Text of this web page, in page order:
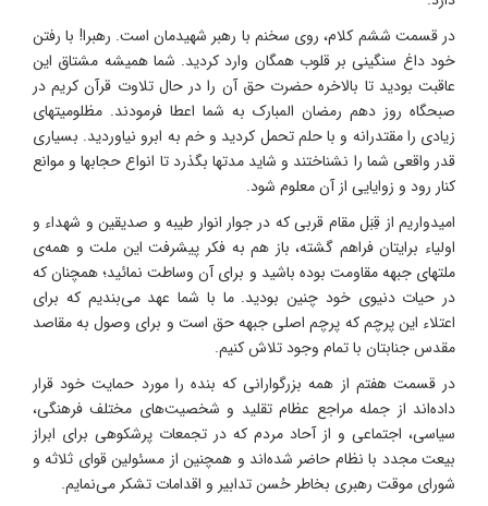
در قسمت ششم کلام،‍ روی سخنم با رهبر شهیدمان است. رهبرا! با رفتن
خود داغ سنگینی بر قلوب همگان وارد کردید. شما همیشه مشتاق این
عاقبت بودید تا بالاخره حضرت حق آن را در حال تلاوت قرآن کریم در
صبحگاه روز دهم رمضان المبارک به شما اعطا فرمودند. مظلومیتهای
زیادی را مقتدرانه و با حلم تحمل کردید و خم به ابرو نیاوردید. بسیاری
قدر واقعی شما را نشناختند و شاید مدتها بگذرد تا انواع حجابها و موانع
کنار رود و زوایایی از آن معلوم شود.
امیدواریم از قِبَل مقام قربی که در جوار انوار طیبه و صدیقین و شهداء و
اولیاء برایتان فراهم گشته، باز هم به فکر پیشرفت این ملت و همه‌ی
ملتهای جبهه مقاومت بوده باشید و برای آن وساطت نمائید؛ همچنان که
در حیات دنیوی خود چنین بودید. ما با شما عهد می‌بندیم که برای
اعتلاء این پرچم که پرچم اصلی جبهه حق است و برای وصول به مقاصد
مقدس جنابتان با تمام وجود تلاش کنیم.
در قسمت هفتم از همه بزرگوارانی که بنده را مورد حمایت خود قرار
داده‌اند از جمله مراجع عظام تقلید و شخصیت‌های مختلف فرهنگی،
سیاسی، اجتماعی و از آحاد مردم که در تجمعات پرشکوهی برای ابراز
بیعت مجدد با نظام حاضر شده‌اند و همچنین از مسئولین قوای ثلاثه و
شورای موقت رهبری بخاطر حُسن تدابیر و اقدامات تشکر می‌نمایم.